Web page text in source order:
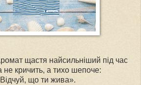
щастя найсильніший під час
не кричить, а тихо шепоче:
що ти жива».